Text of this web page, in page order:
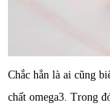
Chắc hẳn là ai cũng
chất omega3. Trong